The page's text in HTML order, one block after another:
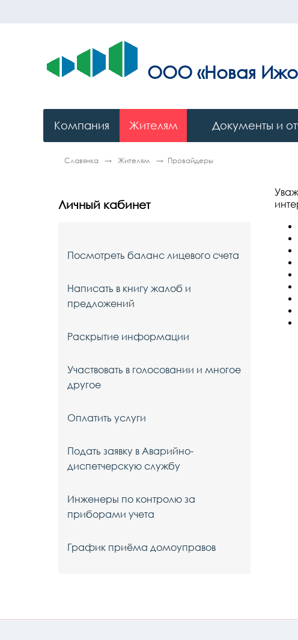
ООО «Новая
Компания Жителям Документы и
Славянка Жителям Провайдеры
Личный кабинет
Посмотреть баланс лицевого счета
Написать в книгу жалоб и
предложений
Раскрытие информации
Участвовать в голосовании и многое
другое
Оплатить услуги
Подать заявку в Аварийно-
диспетчерскую службу
Инженеры по контролю за
приборами учета
График приёма домоуправов